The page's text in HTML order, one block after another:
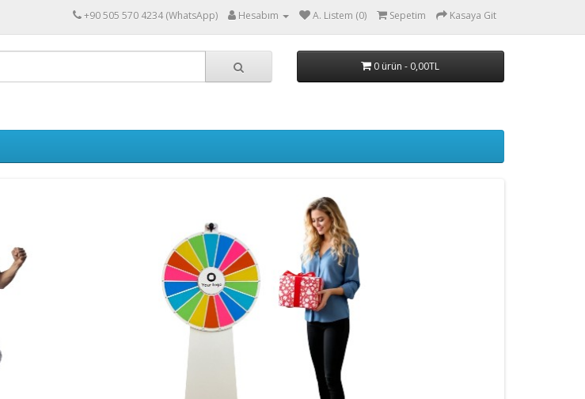
+90 505 570 4234 (WhatsApp) Hesabım A. Listem (0) Sepetim Kasaya Git
0 ürün - 0,00TL